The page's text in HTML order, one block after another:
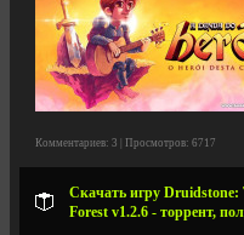
Комментариев: 3 | Просмотров: 6717
Скачать игру Druidstone:
Forest v1.2.6 - торрент,